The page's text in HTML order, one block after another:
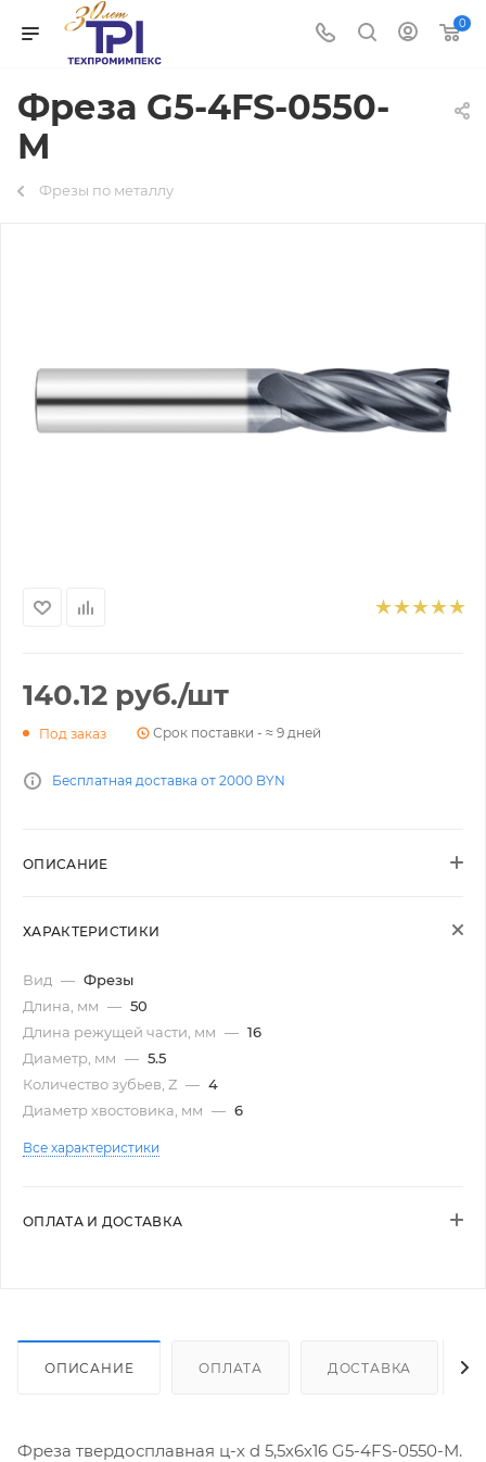
0
Фреза G5-4FS-0550-
M
Фрезы по металлу
140.12 руб./шт
Под заказ Срок поставки - ≈ 9 дней
Бесплатная доставка от 2000 BYN
ОПИСАНИЕ
ХАРАКТЕРИСТИКИ
Вид — Фрезы
Длина, мм — 50
Длина режущей части, мм — 16
Диаметр, мм — 5.5
Количество зубьев, Z — 4
Диаметр хвостовика, мм — 6
Все характеристики
ОПЛАТА И ДОСТАВКА
ОПИСАНИЕ ОПЛАТА ДОСТАВКА
Фреза твердосплавная ц-х d 5,5х6х16 G5-4FS-0550-M.